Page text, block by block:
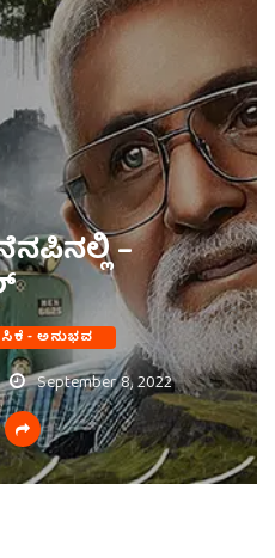
–
- ಅನುಭವ
September 8, 2022